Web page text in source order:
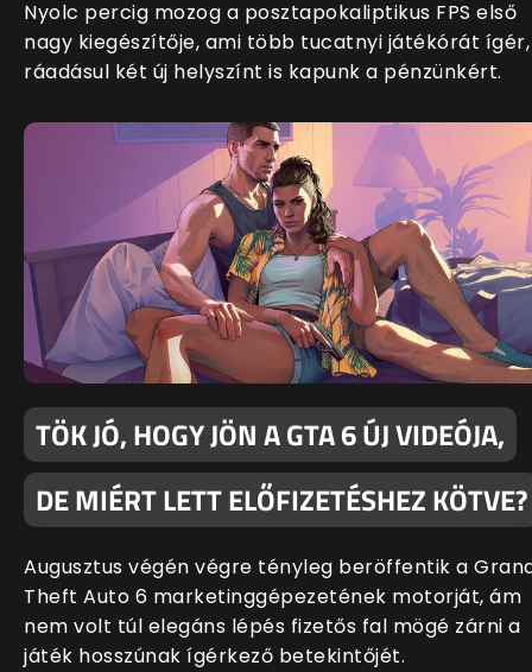
Nyolc percig mozog a posztapokaliptikus FPS első
nagy kiegészítője, ami több tucatnyi játékórát ígér,
ráadásul két új helyszínt is kapunk a pénzünkért.
TÖK JÓ, HOGY JÖN A GTA 6 ÚJ VIDEÓJA,
DE MIÉRT LETT ELŐFIZETÉSHEZ KÖTVE?
Augusztus végén végre tényleg beröffentik a
Theft Auto 6 marketinggépezetének motorját, ám
nem volt túl elegáns lépés fizetős fal mögé zárni a
játék hosszúnak ígérkező betekintőjét.